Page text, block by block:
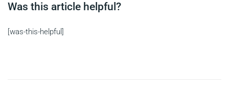
Was this article helpful?
[was-this-helpful]